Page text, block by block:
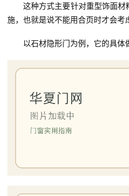
这种方式主要针对重型饰面
施，也就是说不能用合页时才会考
以石材隐形门为例，它的具体